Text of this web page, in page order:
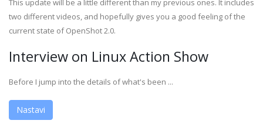
This update will be a little different than my previous ones. It includes
two different videos, and hopefully gives you a good feeling of the
current state of OpenShot 2.0.
Interview on Linux Action Show
Before I jump into the details of what's been ...
Nastavi